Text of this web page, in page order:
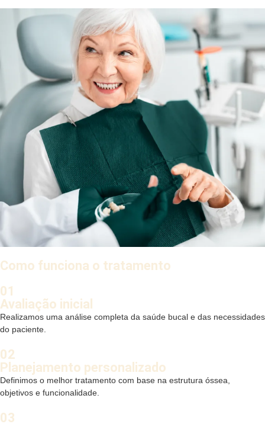
Como funciona o tratamento
01
Avaliação inicial
Realizamos uma análise completa da saúde bucal e das necessidades
do paciente.
02
Planejamento personalizado
Definimos o melhor tratamento com base na estrutura óssea,
objetivos e funcionalidade.
03